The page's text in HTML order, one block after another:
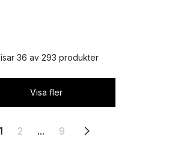
36 av 293 produkter
Visa fler
2 ... 9